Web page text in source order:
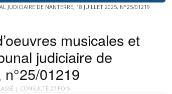
JUDICIAIRE DE NANTERRE, 18 JUILLET 2025, N°25/01219
musicales et
judiciaire de
01219
| CONSULTÉ 27 FOIS